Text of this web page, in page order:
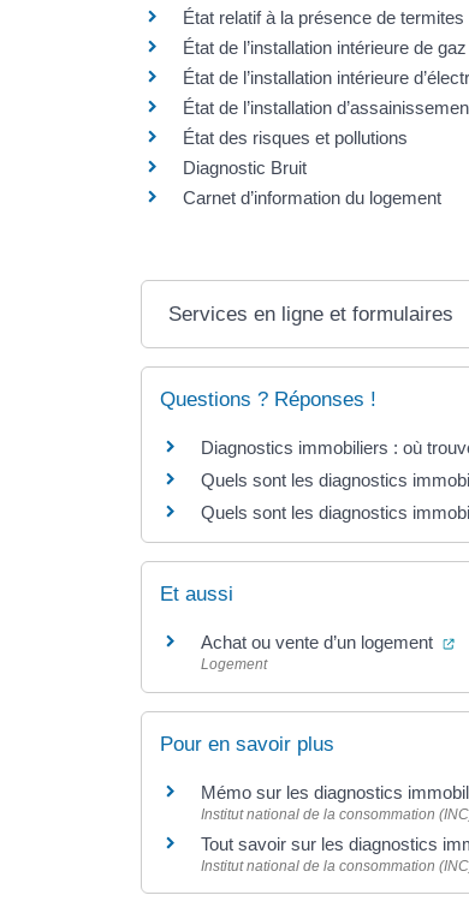
État relatif à la présence de termites
État de l’installation intérieure de gaz
État de l’installation intérieure
État de l’installation
État des risques et pollutions
Diagnostic Bruit
Carnet d’information du logement
Services en ligne et formulaires
Questions ? Réponses !
Diagnostics immobiliers : où
Quels sont les diagnostics
Quels sont les diagnostics
Et aussi
Achat ou vente d’un logement
Logement
Pour en savoir plus
Mémo sur les diagnostics
Institut national de la consommation
Tout savoir sur les diagnostics
Institut national de la consommation